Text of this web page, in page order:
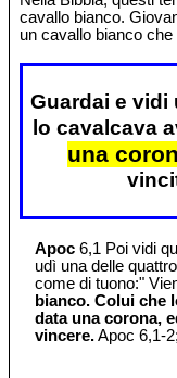
cavallo bianco.
un cavallo bianco
Guardai e vidi
lo cavalcava
una
Apoc 6,1 Poi vidi
udì una delle
come di tuono:"
bianco. Colui che
data una corona,
vincere.Apoc 6,1-2;